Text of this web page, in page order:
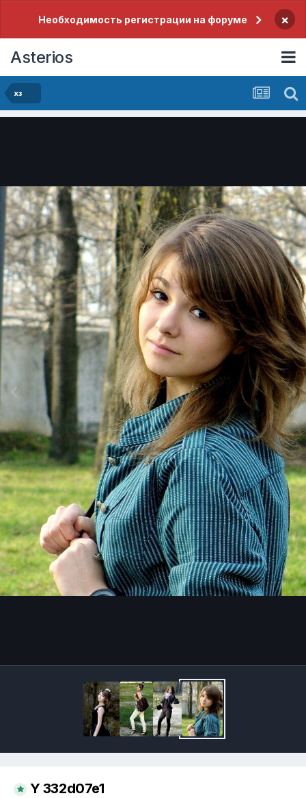
Необходимость регистрации на форуме ×
Asterios
хз
Y 332d07e1